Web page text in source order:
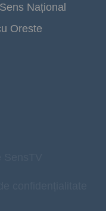
Sens Național
Oreste